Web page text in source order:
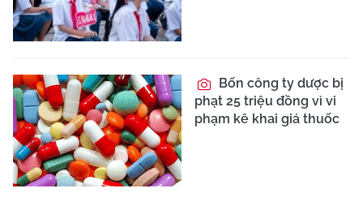
Bốn công ty dược bị
phạt 25 triệu đồng vì vi
phạm kê khai giá thuốc